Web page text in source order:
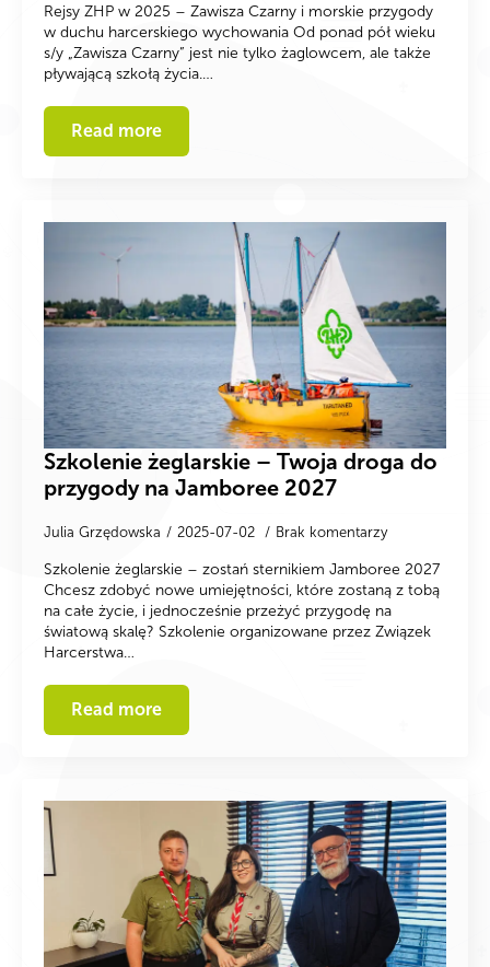
Rejsy ZHP w 2025 – Zawisza Czarny i morskie przygody
w duchu harcerskiego wychowania Od ponad pół wieku
s/y „Zawisza Czarny” jest nie tylko żaglowcem, ale także
pływającą szkołą życia.…
Read more
Szkolenie żeglarskie – Twoja droga do
przygody na Jamboree 2027
Julia Grzędowska 2025-07-02 Brak komentarzy
Szkolenie żeglarskie – zostań sternikiem Jamboree 2027
Chcesz zdobyć nowe umiejętności, które zostaną z tobą
na całe życie, i jednocześnie przeżyć przygodę na
światową skalę? Szkolenie organizowane przez Związek
Harcerstwa…
Read more